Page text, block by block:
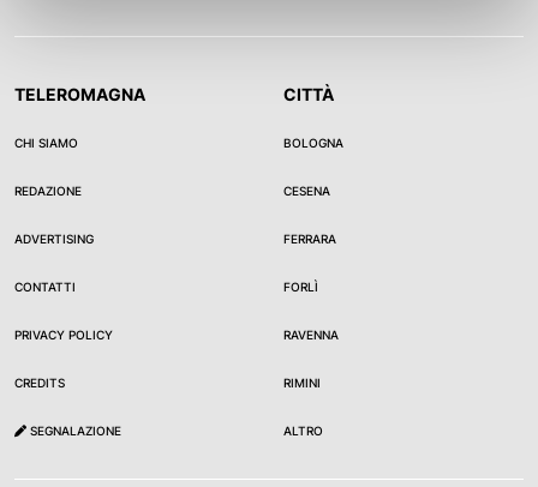
TELEROMAGNA
CHI SIAMO
REDAZIONE
ADVERTISING
CONTATTI
PRIVACY POLICY
CREDITS
SEGNALAZIONE
CITTÀ
BOLOGNA
CESENA
FERRARA
FORLÌ
RAVENNA
RIMINI
ALTRO